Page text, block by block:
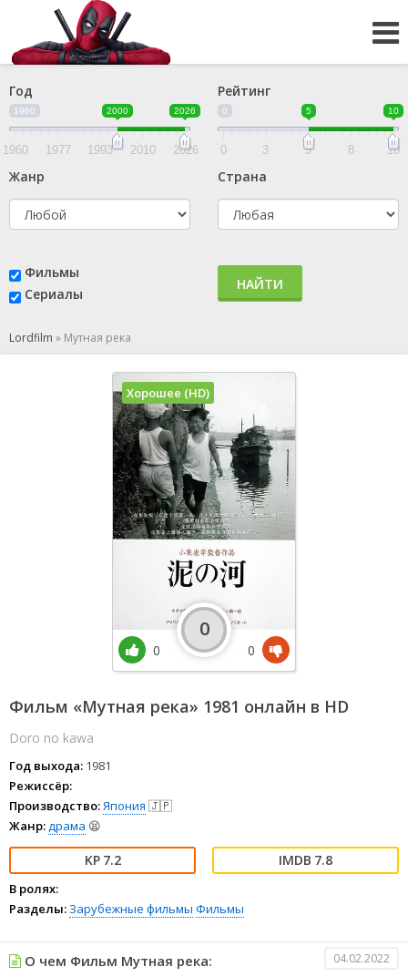
Год
1960 2000 2026
1960 1977 1993 2010 2026
Рейтинг
0 5 10
0 3 5 8 10
Жанр Страна
Фильмы
Сериалы
НАЙТИ
Lordfilm » Мутная река
Фильм «Мутная река» 1981 онлайн в HD
Doro no kawa
Год выхода: 1981
Режиссёр:
Производство:Япония 🇯🇵
Жанр:драма 😫
7.2 7.8
В ролях:
Разделы: Зарубежные фильмы Фильмы
Хорошее (HD)
0
0
0
О чем Фильм Мутная река: 04.02.2022